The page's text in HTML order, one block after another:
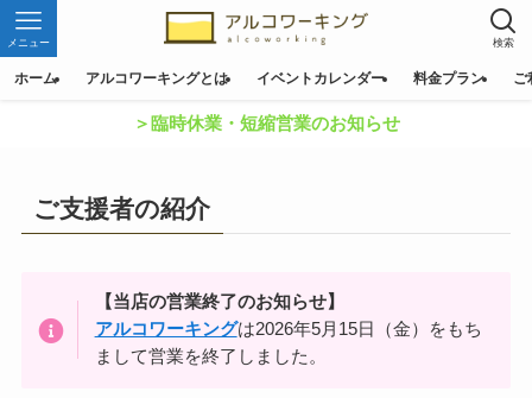
検索
メニュー
ホーム アルコワーキングとは イベントカレンダー 料金プラン ご
＞臨時休業・短縮営業のお知らせ
ご支援者の紹介
【当店の営業終了のお知らせ】
アルコワーキングは2026年5月15日（金）をもち
まして営業を終了しました。